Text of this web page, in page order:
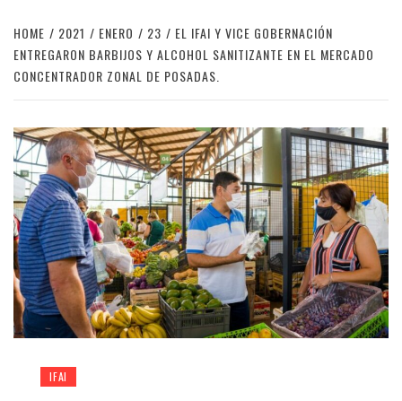
HOME 2021 ENERO 23
EL IFAI Y VICE GOBERNACIÓN
ENTREGARON BARBIJOS Y ALCOHOL SANITIZANTE EN EL MERCADO
CONCENTRADOR ZONAL DE POSADAS.
IFAI